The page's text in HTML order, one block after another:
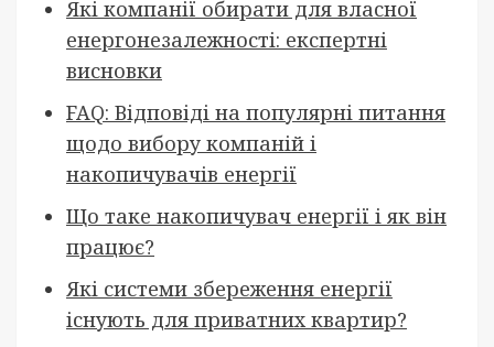
Які компанії обирати для власної
енергонезалежності: експертні
висновки
FAQ: Відповіді на популярні питання
щодо вибору компаній і
накопичувачів енергії
Що таке накопичувач енергії і як він
працює?
Які системи збереження енергії
існують для приватних квартир?